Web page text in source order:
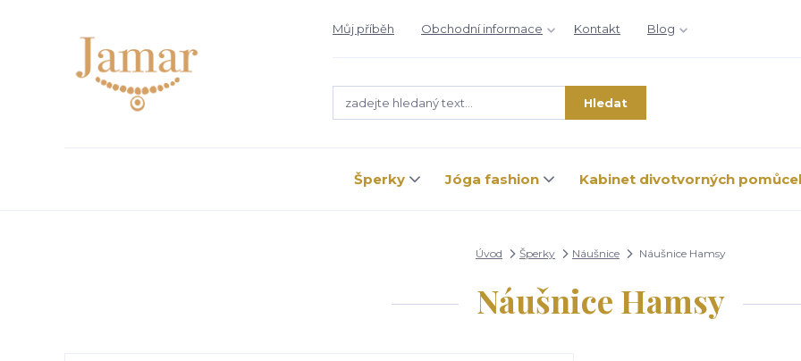
Můj příběh Obchodní informace Kontakt Blog
Hledat
Šperky Jóga fashion Kabinet divotvorných
Úvod Šperky Náušnice Náušnice Hamsy
Náušnice Hamsy